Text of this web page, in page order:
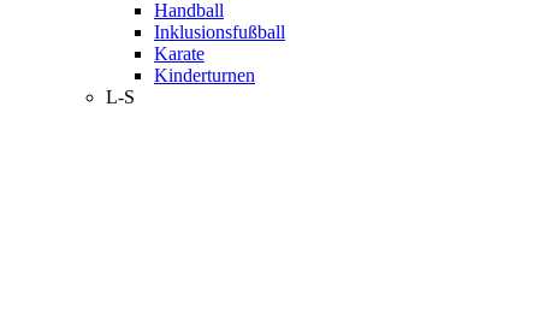
Handball
Inklusionsfußball
Karate
Kinderturnen
L-S